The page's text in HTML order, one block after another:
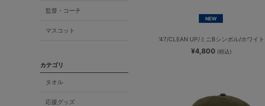
監督・コーチ
マスコット
カテゴリ
タオル
応援グッズ
NEW
’47/CLEAN UP/ミニBシンボル/ホワイト
¥4,800 (税込)